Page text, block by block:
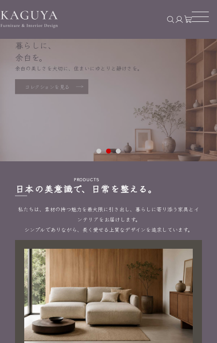
暮らしに、
余白を。
余白の美しさを大切に、住まいにゆとりと静けさを。
コレクションを見る
触れるたびに伝わる、確かな手仕事と時間の積み重ね。
コレクションを見る
コレクションを見る
日本の美意識で、日常を整える。
PRODUCTS
私たちは、素材の持つ魅力を最大限に引き出し、暮らしに寄り添う家具とイ
ンテリアをお届けします。
シンプルでありながら、長く愛せる上質なデザインを追求しています。